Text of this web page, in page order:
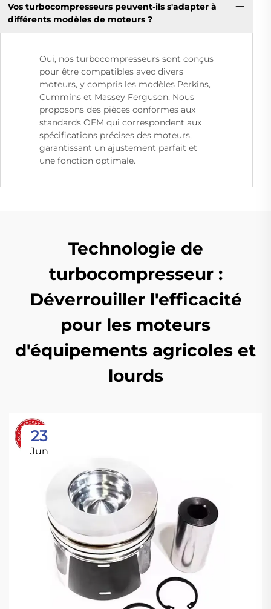
Vos turbocompresseurs peuvent-ils s'adapter à
différents modèles de moteurs ?
Oui, nos turbocompresseurs sont conçus
pour être compatibles avec divers
moteurs, y compris les modèles Perkins,
Cummins et Massey Ferguson. Nous
proposons des pièces conformes aux
standards OEM qui correspondent aux
spécifications précises des moteurs,
garantissant un ajustement parfait et
une fonction optimale.
Technologie de
turbocompresseur :
Déverrouiller l'efficacité
pour les moteurs
d'équipements agricoles et
lourds
23
Jun